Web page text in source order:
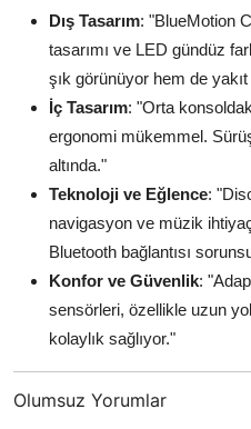
Dış Tasarım: "BlueMotion
tasarımı ve LED gündüz
şık görünüyor hem de
İç Tasarım: "Orta
ergonomi mükemmel.
altında."
Teknoloji ve Eğlence:
navigasyon ve müzik
Bluetooth bağlantısı
Konfor ve Güvenlik:
sensörleri, özellikle uzun
kolaylık sağlıyor."
Olumsuz Yorumlar